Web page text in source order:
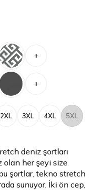
+
+
2XL 3XL 4XL 5XL
deniz şortları
olan her şeyi size
şortlar, tekno stretch
sunuyor. İki ön cep,